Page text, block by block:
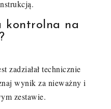
kontrolna na
zadziałał technicznie
wynik za nieważny i
zestawie.